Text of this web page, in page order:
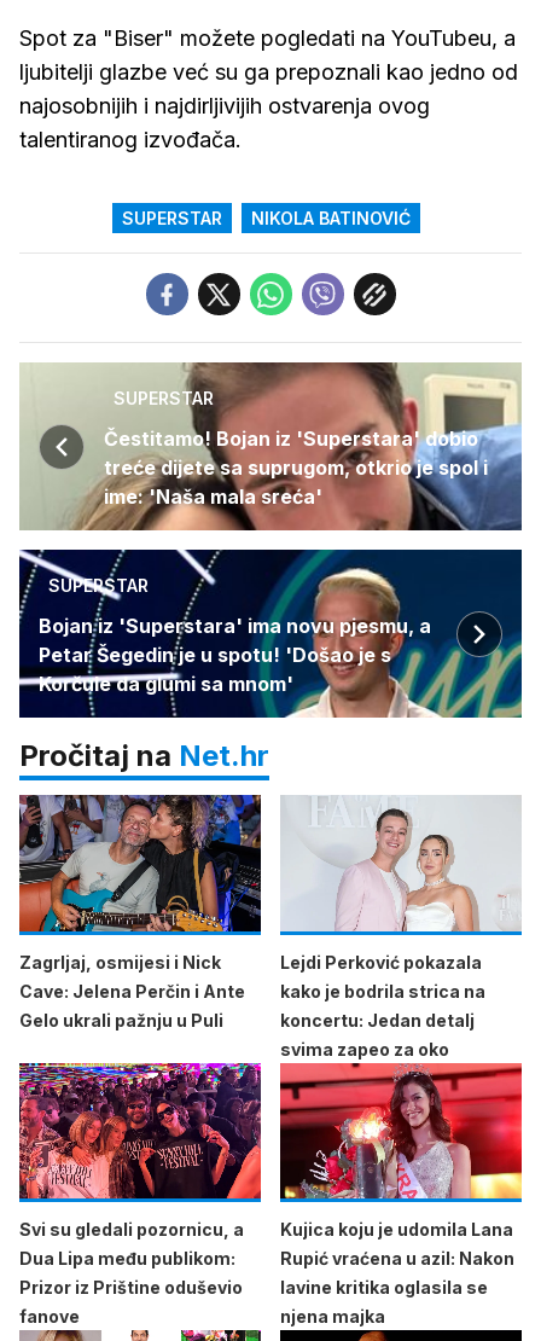
Spot za "Biser" možete pogledati na YouTubeu, a
ljubitelji glazbe već su ga prepoznali kao jedno od
najosobnijih i najdirljivijih ostvarenja ovog
talentiranog izvođača.
SUPERSTAR NIKOLA BATINOVIĆ
SUPERSTAR
Čestitamo! Bojan iz 'Superstara' dobio
treće dijete sa suprugom, otkrio je spol i
ime: 'Naša mala sreća'
SUPERSTAR
Bojan iz 'Superstara' ima novu pjesmu, a
Petar Šegedin je u spotu! 'Došao je s
Korčule da glumi sa mnom'
Pročitaj na Net.hr
Zagrljaj, osmijesi i Nick
Cave: Jelena Perčin i Ante
Gelo ukrali pažnju u Puli
Lejdi Perković pokazala
kako je bodrila strica na
koncertu: Jedan detalj
svima zapeo za oko
Svi su gledali pozornicu, a
Dua Lipa među publikom:
Prizor iz Prištine oduševio
fanove
Kujica koju je udomila Lana
Rupić vraćena u azil: Nakon
lavine kritika oglasila se
njena majka